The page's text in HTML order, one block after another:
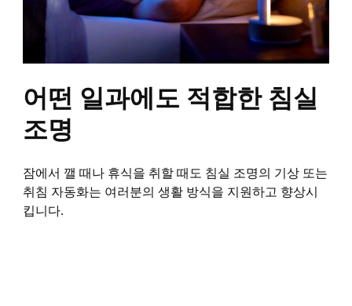
어떤 일과에도 적합한 침실
조명
잠에서 깰 때나 휴식을 취할 때도 침실 조명의 기상 또는
취침 자동화는 여러분의 생활 방식을 지원하고 향상시
킵니다.